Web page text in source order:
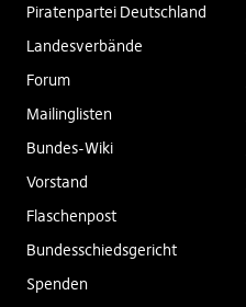
Piratenpartei Deutschland
Landesverbände
Forum
Mailinglisten
Bundes-Wiki
Vorstand
Flaschenpost
Bundesschiedsgericht
Spenden